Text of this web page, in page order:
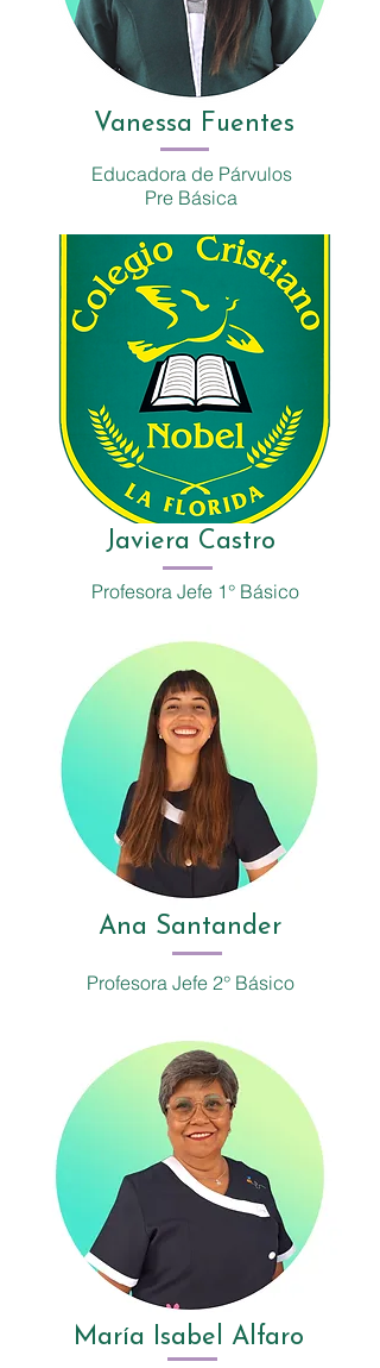
Vanessa Fuentes
Educadora de Párvulos
Pre Básica
Javiera Castro
Profesora Jefe 1° Básico
Ana Santander
Profesora Jefe 2° Básico
María Isabel Alfaro